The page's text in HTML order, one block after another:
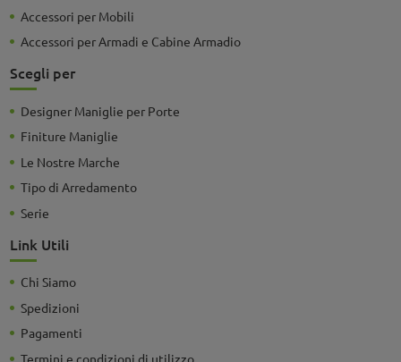
Accessori per Mobili
Accessori per Armadi e Cabine Armadio
Scegli per
Designer Maniglie per Porte
Finiture Maniglie
Le Nostre Marche
Tipo di Arredamento
Serie
Link Utili
Chi Siamo
Spedizioni
Pagamenti
Termini e condizioni di utilizzo